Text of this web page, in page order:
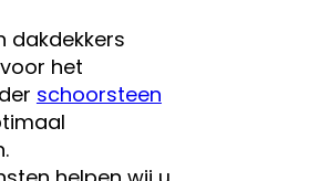
dakdekkers
het
schoorsteen